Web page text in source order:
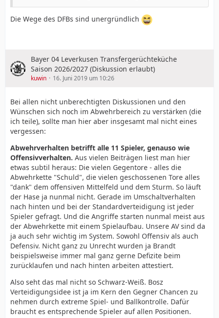
Die Wege des DFBs sind unergründlich
Bayer 04 Leverkusen Transfergerüchteküche
Saison 2026/2027 (Diskussion erlaubt)
kuwin 16. Juni 2019 um 10:26
Bei allen nicht unberechtigten Diskussionen und den
Wünschen sich noch im Abwehrbereich zu verstärken (die
ich teile), sollte man hier aber insgesamt mal nicht eines
vergessen:
Abwehrverhalten betrifft alle 11 Spieler, genauso wie
Offensivverhalten. Aus vielen Beiträgen liest man hier
etwas subtil heraus: Die vielen Gegentore - alles die
Abwehrkette "Schuld", die vielen geschossenen Tore alles
"dank" dem offensiven Mittelfeld und dem Sturm. So läuft
der Hase ja nunmal nicht. Gerade im Umschaltverhalten
nach hinten und bei der Standardverteidigung ist jeder
Spieler gefragt. Und die Angriffe starten nunmal meist aus
der Abwehrkette mit einem Spielaufbau. Unsere AV sind da
ja auch sehr wichtig im System. Sowohl Offensiv als auch
Defensiv. Nicht ganz zu Unrecht wurden ja Brandt
beispielsweise immer mal ganz gerne Defizite beim
zurücklaufen und nach hinten arbeiten attestiert.
Also seht das mal nicht so Schwarz-Weiß. Bosz
Verteidigungsidee ist ja im Kern den Gegner Chancen zu
nehmen durch extreme Spiel- und Ballkontrolle. Dafür
braucht es entsprechende Spieler auf allen Positionen.